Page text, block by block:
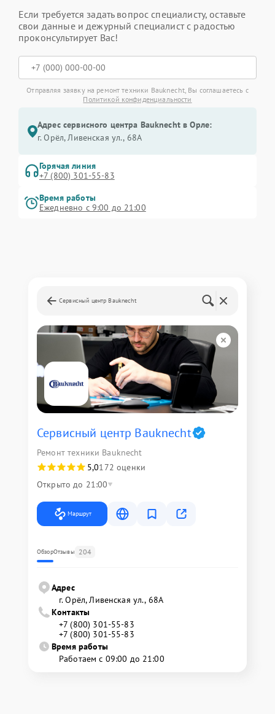
Если требуется задать вопрос специалисту, оставьте
свои данные и дежурный специалист с радостью
проконсультирует Вас!
Отправляя заявку на ремонт техники Bauknecht, Вы соглашаетесь с
Политикой конфиденциальности
Адрес сервисного центра Bauknecht в Орле:
г. Орёл, Ливенская ул., 68А
Горячая линия
+7 (800) 301-55-83
Время работы
Ежедневно с 9:00 до 21:00
Сервисный центр Bauknecht
Сервисный центр Bauknecht
Ремонт техники Bauknecht
5,0172 оценки
Открыто до 21:00
Маршрут
ОбзорОтзывы 204
Адрес
г. Орёл, Ливенская ул., 68А
Контакты
+7 (800) 301-55-83
+7 (800) 301-55-83
Время работы
Работаем с 09:00 до 21:00